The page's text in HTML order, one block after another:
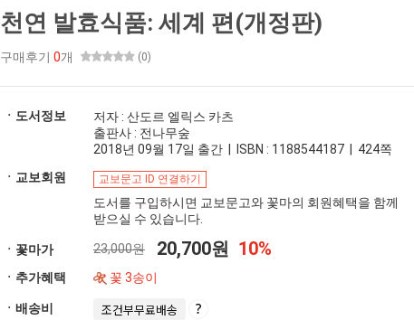
천연 발효식품: 세계 편(개정판)
구매후기 0개 (0)
ㆍ도서정보
저자 : 산도르 엘릭스 카츠
출판사 : 전나무숲
2018년 09월 17일 출간 | ISBN : 1188544187 | 424쪽
ㆍ교보회원
교보문고 ID 연결하기
도서를 구입하시면 교보문고와 꽃마의 회원혜택을 함께
받으실 수 있습니다.
ㆍ꽃마가 23,000원 20,700원 10%
ㆍ추가혜택 꽃 3송이
ㆍ배송비 조건부무료배송